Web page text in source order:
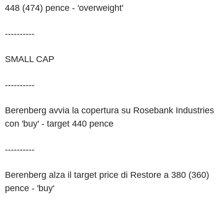
448 (474) pence - 'overweight'
----------
SMALL CAP
----------
Berenberg avvia la copertura su Rosebank Industries
con 'buy' - target 440 pence
----------
Berenberg alza il target price di Restore a 380 (360)
pence - 'buy'